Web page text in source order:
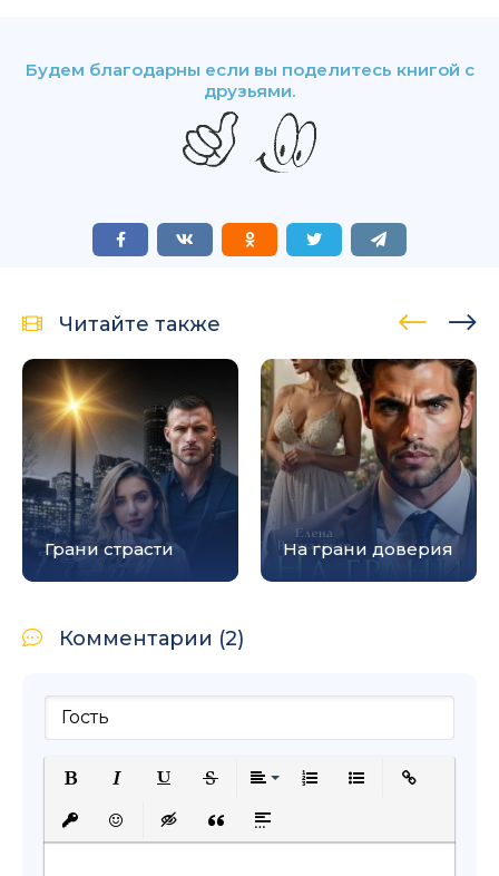
Будем благодарны если вы поделитесь книгой с
друзьями.
Читайте также
Грани страсти На грани доверия
Комментарии (2)
Подчеркнутый
Вставить защищенную ссылку
Вставить смайлик
Вставка скрытого текста
Вставка цитаты
Вставка спойлера